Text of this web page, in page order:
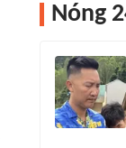
Nóng